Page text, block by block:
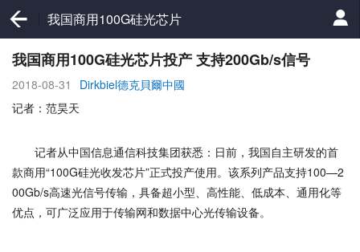
我国商用100G硅光芯片
投产 支持200Gb/s信号
我国商用100G硅光芯片投产 支持200Gb/s信号
2018-08-31
Dirkbiel德克貝爾中國
记者：范昊天
记者从中国信息通信科技集团获悉：日前，我国自主研发的首
款商用“100G硅光收发芯片”正式投产使用。该系列产品支持100—2
00Gb/s高速光信号传输，具备超小型、高性能、低成本、通用化等
优点，可广泛应用于传输网和数据中心光传输设备。